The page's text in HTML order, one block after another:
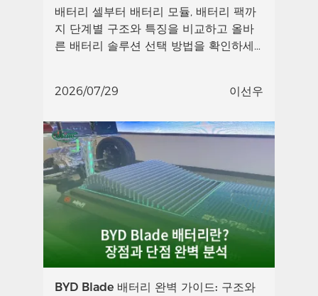
배터리 셀부터 배터리 모듈, 배터리 팩까
지 단계별 구조와 특징을 비교하고 올바
른 배터리 솔루션 선택 방법을 확인하세
2026/07/29 이선우
BYD Blade 배터리 완벽 가이드: 구조와